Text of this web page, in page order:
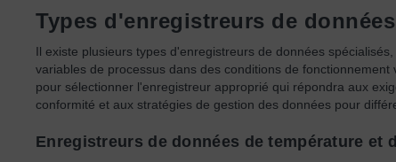
Types d'enregistreurs de données
Il existe plusieurs types d'enregistreurs de données
variables de processus dans des conditions de
pour sélectionner l'enregistreur approprié qui répondra aux
conformité et aux stratégies de gestion des données pour
Enregistreurs de données de température et